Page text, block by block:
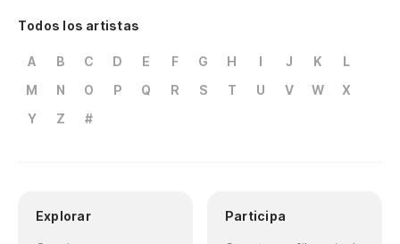
Todos los artistas
A B C D E F G H I J K
L
M
N O P Q R S T U V W
X
Y
Z #
Explorar Participa